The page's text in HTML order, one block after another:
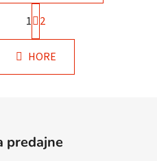
O
v
l
á
i
e
S
t
r
n
k
i
e
1 2
HORE
predajne